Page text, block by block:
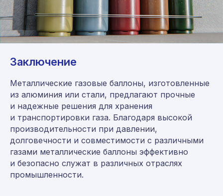
Заключение
Металлические газовые баллоны, изготовленные
из алюминия или стали, предлагают прочные
и надежные решения для хранения
и транспортировки газа. Благодаря высокой
производительности при давлении,
долговечности и совместимости с различными
газами металлические баллоны эффективно
и безопасно служат в различных отраслях
промышленности.
Консультация и заказ:
8 (800) 555-65-59
8 (495) 225-54-25
info@germes-gas.ru
Заказать звонок